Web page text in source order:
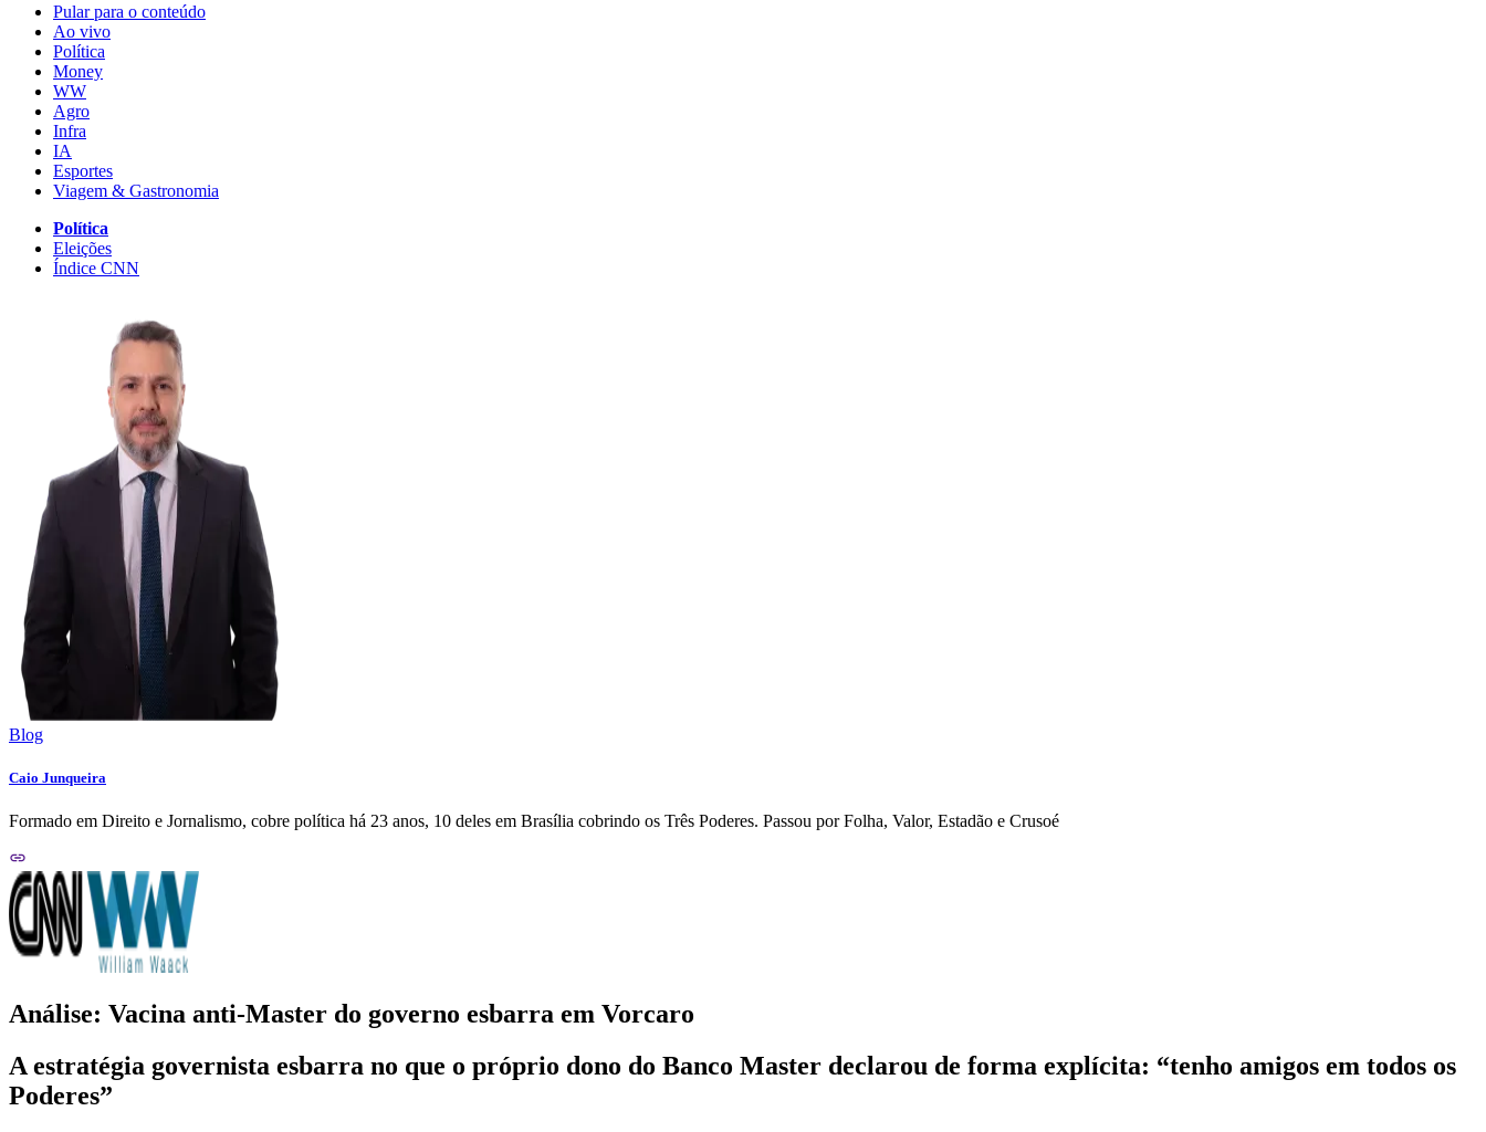
Pular para o conteúdo
Ao vivo
Política
Money
WW
Agro
Infra
IA
Esportes
Viagem & Gastronomia
Política
Eleições
Índice CNN
Blog
Caio Junqueira
Formado em Direito e Jornalismo, cobre política há 23 anos, 10 deles em Brasília cobrindo os Três Poderes. Passou por Folha, Valor, Estadão e Crusoé
Análise: Vacina anti-Master do governo esbarra em Vorcaro
A estratégia governista esbarra no que o próprio dono do Banco Master declarou de forma explícita: “tenho amigos em todos os
Poderes”